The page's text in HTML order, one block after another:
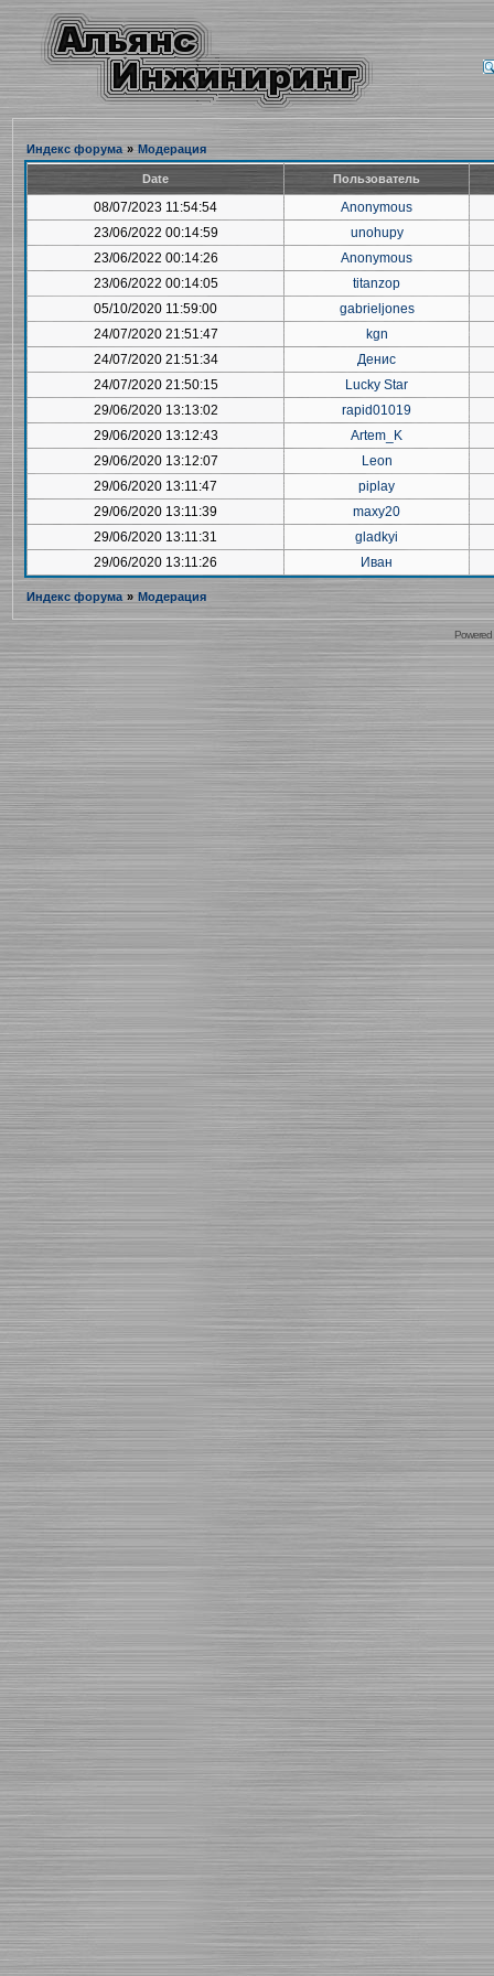
Индекс форума » Модерация
Date Пользователь
08/07/2023 11:54:54
Anonymous
23/06/2022 00:14:59
unohupy
23/06/2022 00:14:26
Anonymous
23/06/2022 00:14:05
titanzop
05/10/2020 11:59:00
gabrieljones
24/07/2020 21:51:47
kgn
24/07/2020 21:51:34
Денис
24/07/2020 21:50:15
Lucky Star
29/06/2020 13:13:02
rapid01019
29/06/2020 13:12:43
Artem_K
29/06/2020 13:12:07
Leon
29/06/2020 13:11:47
piplay
29/06/2020 13:11:39
maxy20
29/06/2020 13:11:31
gladkyi
29/06/2020 13:11:26
Иван
Индекс форума » Модерация